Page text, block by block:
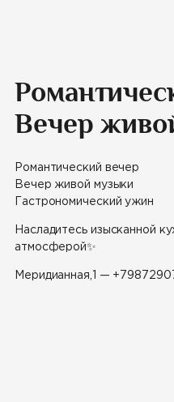
Вечер
Романтический вечер
Вечер живой музыки
Гастрономический ужин
Насладитесь изысканной
атмосферой✨
Меридианная,1 —